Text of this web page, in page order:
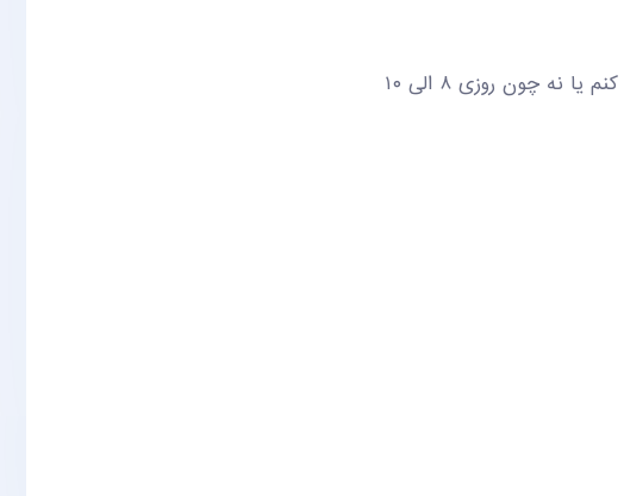
چون شغلم رانندگی هست میخواست ببینم میتونم فعالیتمو شروع کنم یا نه چون روزی ۸ الی ۱۰